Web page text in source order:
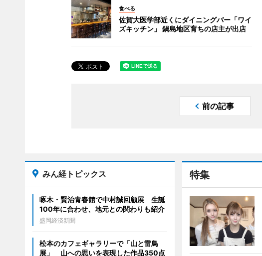
食べる
佐賀大医学部近くにダイニングバー「ワイ
ズキッチン」 鍋島地区育ちの店主が出店
前の記事
特集
みん経トピックス
啄木・賢治青春館で中村誠回顧展 生誕
100年に合わせ、地元との関わりも紹介
盛岡経済新聞
松本のカフェギャラリーで「山と雷鳥
展」 山への思いを表現した作品350点